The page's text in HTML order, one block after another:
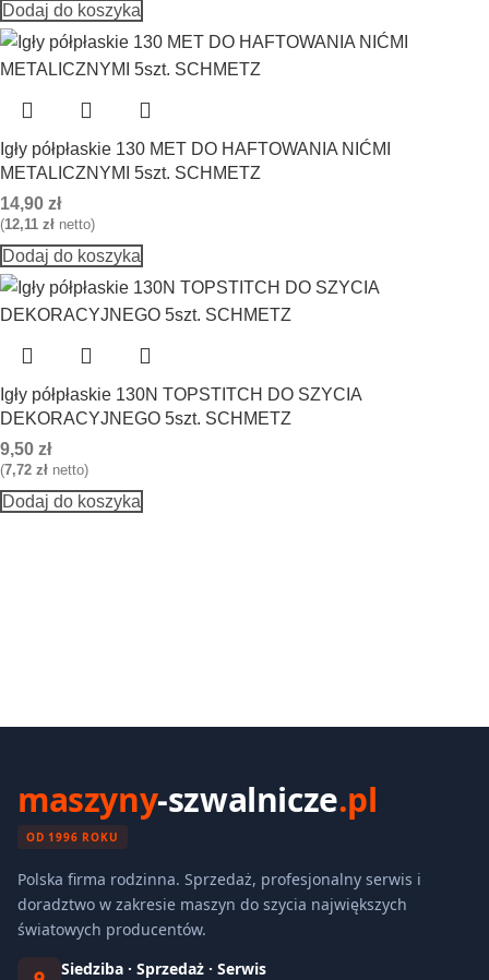
Dodaj do koszyka
Igły półpłaskie 130 MET DO HAFTOWANIA NIĆMI
METALICZNYMI 5szt. SCHMETZ
14,90 zł
(12,11 zł netto)
Dodaj do koszyka
Igły półpłaskie 130N TOPSTITCH DO SZYCIA
DEKORACYJNEGO 5szt. SCHMETZ
9,50 zł
(7,72 zł netto)
Dodaj do koszyka
maszyny-szwalnicze.pl
OD 1996 ROKU
Polska firma rodzinna. Sprzedaż, profesjonalny serwis i
doradztwo w zakresie maszyn do szycia największych
światowych producentów.
Siedziba · Sprzedaż · Serwis